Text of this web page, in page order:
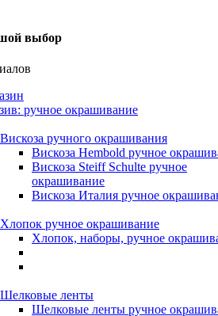
выбор
ручное окрашивание
Вискоза ручного окрашивания
Вискоза Hembold ручное
Вискоза Steiff Schulte ручное
окрашивание
Вискоза Италия ручное
Хлопок ручное окрашивание
Хлопок, наборы, ручное
Шелковые ленты
Шелковые ленты ручное